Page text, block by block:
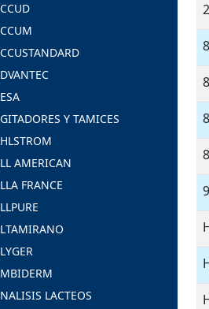
Y TAMICES
AMERICAN
FRANCE
LACTEOS